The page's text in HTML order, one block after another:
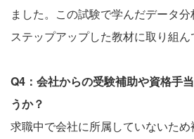
ました。この試験で学んだデータ分
ステップアップした教材に取り組ん
Q4：会社からの受験補助や資格手
うか？
求職中で会社に所属していないた